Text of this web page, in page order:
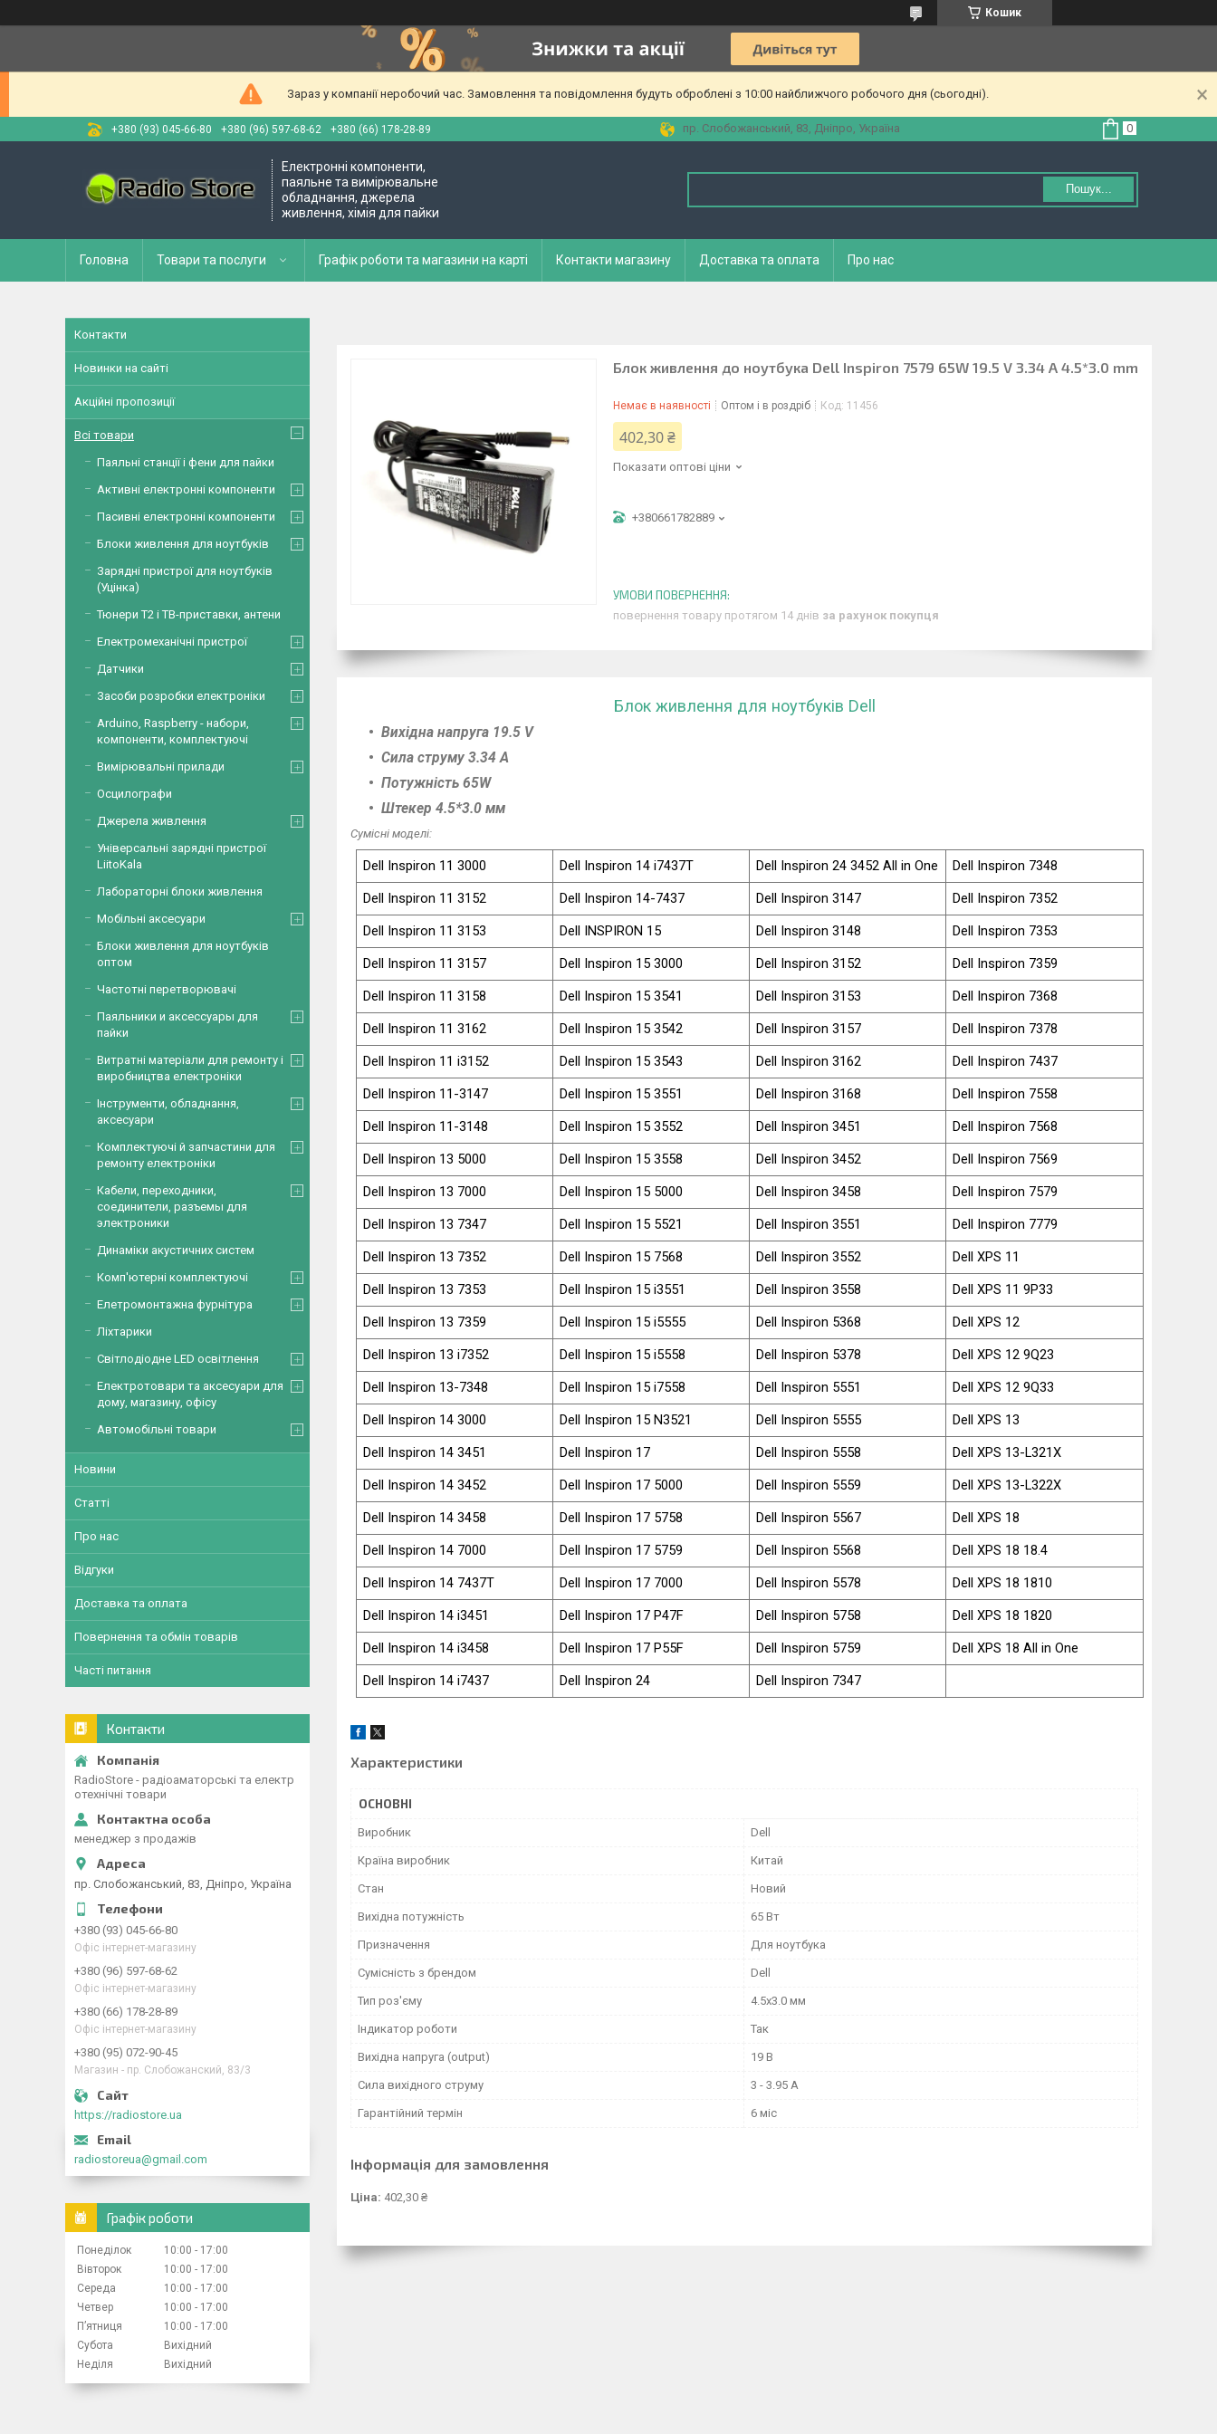
Кошик
Зараз у компанії неробочий час. Замовлення та повідомлення будуть оброблені з 10:00 найближчого робочого дня (сьогодні).
+380 (93) 045-66-80 +380 (96) 597-68-62 +380 (66) 178-28-89 пр. Слобожанський, 83, Дніпро, Україна
Електронні компоненти,
паяльне та вимірювальне
обладнання, джерела
живлення, хімія для пайки
Пошук...
Головна Товари та послуги Графік роботи та магазини на карті Контакти магазину Доставка та оплата Про нас
Блок живлення до ноутбука Dell Inspiron 7579 65W 19.5 V 3.34 A 4.5*3.0 mm
Немає в наявності Оптом і в роздріб Код: 11456
402,30 ₴
Показати оптові ціни
+380661782889
повернення товару протягом 14 днів за рахунок покупця
Блок живлення для ноутбуків Dell
Вихідна напруга 19.5 V
Сила струму 3.34 A
Потужність 65W
Штекер 4.5*3.0 мм
Сумісні моделі:
Dell Inspiron 11 3000 Dell Inspiron 14 i7437T Dell Inspiron 24 3452 All in One
Dell Inspiron 7348
Dell Inspiron 11 3152
Dell Inspiron 14-7437 Dell Inspiron 3147
Dell Inspiron 7352
Dell Inspiron 11 3153
Dell INSPIRON 15 Dell Inspiron 3148
Dell Inspiron 7353
Dell Inspiron 11 3157
Dell Inspiron 15 3000 Dell Inspiron 3152
Dell Inspiron 7359
Dell Inspiron 11 3158
Dell Inspiron 15 3541 Dell Inspiron 3153
Dell Inspiron 7368
Dell Inspiron 11 3162
Dell Inspiron 15 3542 Dell Inspiron 3157
Dell Inspiron 7378
Dell Inspiron 11 i3152
Dell Inspiron 15 3543 Dell Inspiron 3162
Dell Inspiron 7437
Dell Inspiron 11-3147
Dell Inspiron 15 3551 Dell Inspiron 3168
Dell Inspiron 7558
Dell Inspiron 11-3148
Dell Inspiron 15 3552 Dell Inspiron 3451
Dell Inspiron 7568
Dell Inspiron 13 5000
Dell Inspiron 15 3558 Dell Inspiron 3452
Dell Inspiron 7569
Dell Inspiron 13 7000
Dell Inspiron 15 5000 Dell Inspiron 3458
Dell Inspiron 7579
Dell Inspiron 13 7347
Dell Inspiron 15 5521 Dell Inspiron 3551
Dell Inspiron 7779
Dell Inspiron 13 7352
Dell Inspiron 15 7568 Dell Inspiron 3552
Dell XPS 11
Dell Inspiron 13 7353
Dell Inspiron 15 i3551 Dell Inspiron 3558
Dell XPS 11 9P33
Dell Inspiron 13 7359
Dell Inspiron 15 i5555 Dell Inspiron 5368
Dell XPS 12
Dell Inspiron 13 i7352
Dell Inspiron 15 i5558 Dell Inspiron 5378
Dell XPS 12 9Q23
Dell Inspiron 13-7348
Dell Inspiron 15 i7558 Dell Inspiron 5551
Dell XPS 12 9Q33
Dell Inspiron 14 3000
Dell Inspiron 15 N3521 Dell Inspiron 5555
Dell XPS 13
Dell Inspiron 14 3451
Dell Inspiron 17 Dell Inspiron 5558
Dell XPS 13-L321X
Dell Inspiron 14 3452
Dell Inspiron 17 5000 Dell Inspiron 5559
Dell XPS 13-L322X
Dell Inspiron 14 3458
Dell Inspiron 17 5758 Dell Inspiron 5567
Dell XPS 18
Dell Inspiron 14 7000
Dell Inspiron 17 5759 Dell Inspiron 5568
Dell XPS 18 18.4
Dell Inspiron 14 7437T
Dell Inspiron 17 7000 Dell Inspiron 5578
Dell XPS 18 1810
Dell Inspiron 14 i3451
Dell Inspiron 17 P47F Dell Inspiron 5758
Dell XPS 18 1820
Dell Inspiron 14 i3458
Dell Inspiron 17 P55F Dell Inspiron 5759
Dell XPS 18 All in One
Dell Inspiron 14 i7437
Dell Inspiron 24 Dell Inspiron 7347
Характеристики
ОСНОВНІ
Виробник Dell
Країна виробник Китай
Стан Новий
Вихідна потужність 65 Вт
Призначення Для ноутбука
Сумісність з брендом Dell
Тип роз'єму 4.5x3.0 мм
Індикатор роботи Так
Вихідна напруга (output) 19 В
Сила вихідного струму 3 - 3.95 А
Гарантійний термін 6 міс
Інформація для замовлення
Ціна: 402,30 ₴
Контакти
Новинки на сайті
Акційні пропозиції
Всі товари
Паяльні станції і фени для пайки
Активні електронні компоненти
Пасивні електронні компоненти
Блоки живлення для ноутбуків
Зарядні пристрої для ноутбуків
(Уцінка)
Тюнери Т2 і ТВ-приставки, антени
Електромеханічні пристрої
Датчики
Засоби розробки електроніки
Arduino, Raspberry - набори,
компоненти, комплектуючі
Вимірювальні прилади
Осцилографи
Джерела живлення
Універсальні зарядні пристрої
LiitoKala
Лабораторні блоки живлення
Мобільні аксесуари
Блоки живлення для ноутбуків
оптом
Частотні перетворювачі
Паяльники и аксессуары для
пайки
Витратні матеріали для ремонту і
виробництва електроніки
Інструменти, обладнання,
аксесуари
Комплектуючі й запчастини для
ремонту електроніки
Кабели, переходники,
соединители, разъемы для
электроники
Динаміки акустичних систем
Комп'ютерні комплектуючі
Елетромонтажна фурнітура
Ліхтарики
Світлодіодне LED освітлення
Електротовари та аксесуари для
дому, магазину, офісу
Автомобільні товари
Новини
Статті
Про нас
Відгуки
Доставка та оплата
Повернення та обмін товарів
Часті питання
Контакти
RadioStore - радіоаматорські та електр
отехнічні товари
менеджер з продажів
пр. Слобожанський, 83, Дніпро, Україна
+380 (93) 045-66-80
Офіс інтернет-магазину
+380 (96) 597-68-62
Офіс інтернет-магазину
+380 (66) 178-28-89
Офіс інтернет-магазину
+380 (95) 072-90-45
Магазин - пр. Слобожанский, 83/3
https://radiostore.ua
radiostoreua@gmail.com
Графік роботи
Понеділок 10:00
17:00
Вівторок
10:00
17:00
Середа
10:00
17:00
Четвер
10:00
17:00
Пʼятниця
10:00
17:00
Субота
Вихідний
Неділя
Вихідний